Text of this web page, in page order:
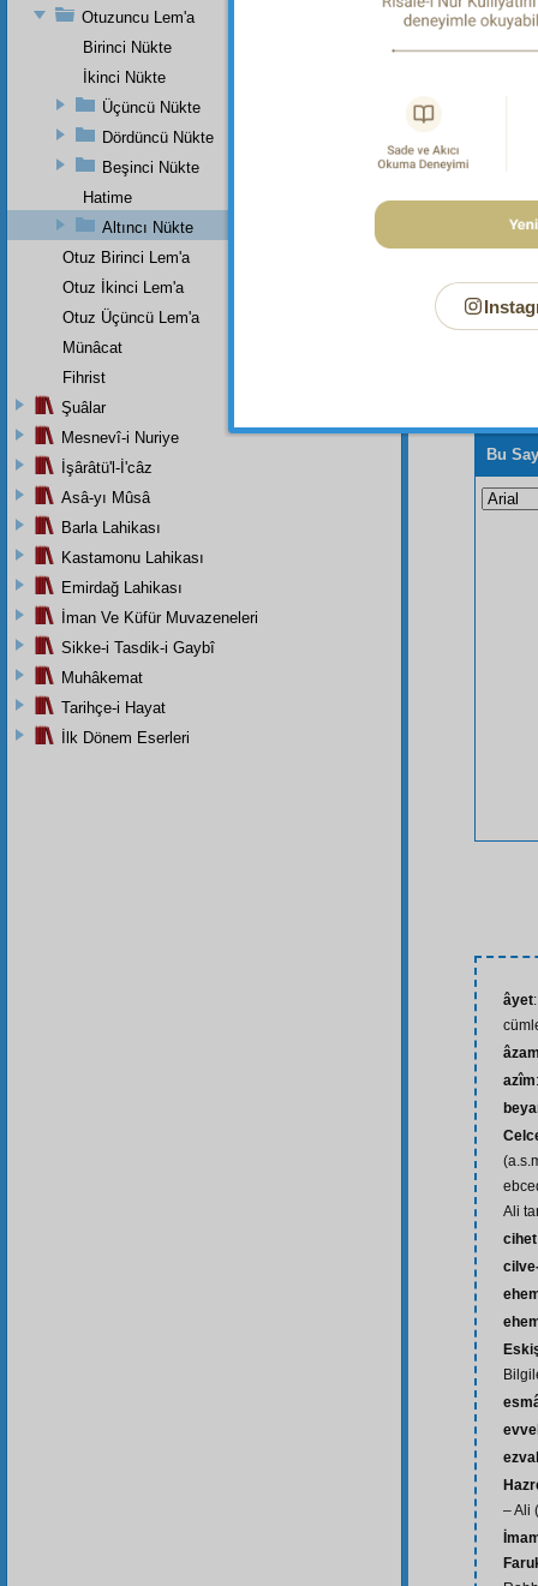
"Hiçbir
Bu
âyet
azîm
Ali
cihet
– Ali
Otuzuncu Lem'a
Birinci Nükte
İkinci Nükte
Üçüncü Nükte
Dördüncü Nükte
Beşinci Nükte
Hatime
Altıncı Nükte
Otuz Birinci Lem'a
Otuz İkinci Lem'a
Otuz Üçüncü Lem'a
Münâcat
Fihrist
Şuâlar
Mesnevî-i Nuriye
İşârâtü'l-İ'câz
Asâ-yı Mûsâ
Barla Lahikası
Kastamonu Lahikası
Emirdağ Lahikası
İman Ve Küfür Muvazeneleri
Sikke-i Tasdik-i Gaybî
Muhâkemat
Tarihçe-i Hayat
İlk Dönem Eserleri